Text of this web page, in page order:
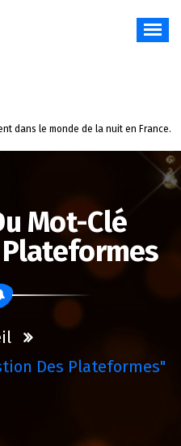
dans le monde de la nuit en France.
Mot-Clé
Des Plateformes"